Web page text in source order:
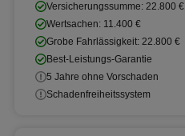
Versicherungssumme: 22.800 €
Wertsachen: 11.400 €
Grobe Fahrlässigkeit: 22.800 €
Best-Leistungs-Garantie
5 Jahre ohne Vorschaden
Schadenfreiheitssystem